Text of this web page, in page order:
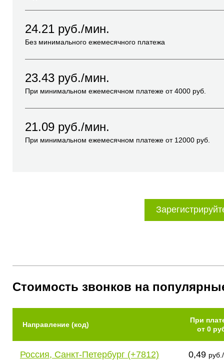
24.21 руб./мин.
Без минимального ежемесячного платежа
23.43 руб./мин.
При минимальном ежемесячном платеже от4000 руб.
21.09 руб./мин.
При минимальном ежемесячном платеже от 12000 руб.
Стоимость звонков на
Направление (код)
При
от 0
Россия, Санкт-Петербург (+7812) 0,49